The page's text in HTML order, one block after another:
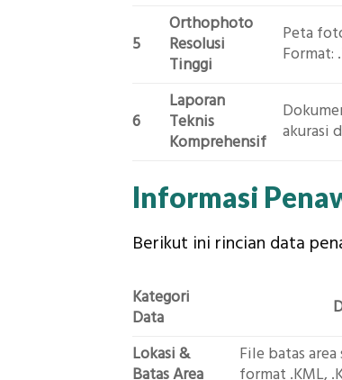
5
Orthophoto
Resolusi
Tinggi
Peta
Format:
6
Laporan
Teknis
Komprehensif
akurasi
Informasi
Berikut ini rincian data
Kategori
Data
Lokasi &
Batas Area
File batas
format .KML,